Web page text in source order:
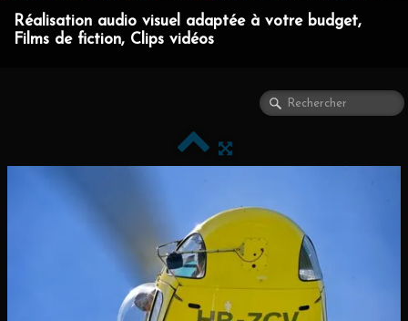
CONTACT
Réalisation audio visuel adaptée à votre budget,
Films de fiction, Clips vidéos